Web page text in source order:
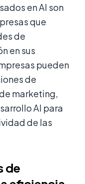
en AI son
que
de
en sus
pueden
de
marketing,
AI para
de las
de